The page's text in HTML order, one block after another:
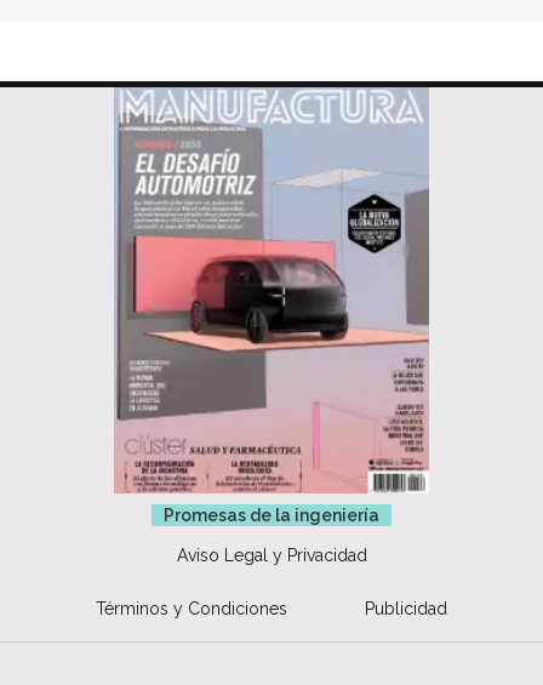
Promesas de la ingeniería
Aviso Legal y Privacidad
Términos y Condiciones Publicidad